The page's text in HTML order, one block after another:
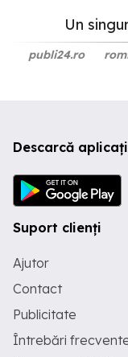
Un
publi24.ro
Descarcă
Suport clienți
Ajutor
Contact
Publicitate
Întrebări